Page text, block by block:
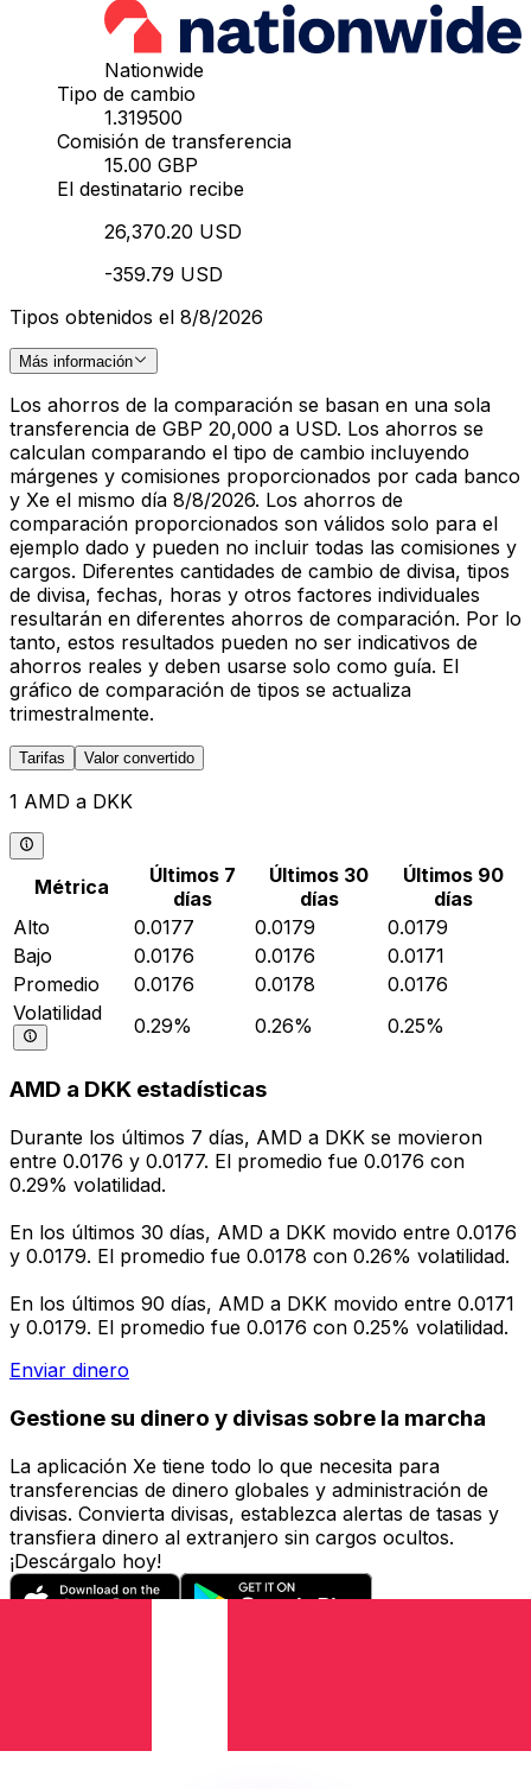
Nationwide
Tipo de cambio
1.319500
Comisión de transferencia
15.00 GBP
El destinatario recibe
26,370.20 USD
-359.79 USD
Tipos obtenidos el 8/8/2026
Más información
Los ahorros de la comparación se basan en una sola
transferencia de GBP 20,000 a USD. Los ahorros se
calculan comparando el tipo de cambio incluyendo
márgenes y comisiones proporcionados por cada banco
y Xe el mismo día 8/8/2026. Los ahorros de
comparación proporcionados son válidos solo para el
ejemplo dado y pueden no incluir todas las comisiones y
cargos. Diferentes cantidades de cambio de divisa, tipos
de divisa, fechas, horas y otros factores individuales
resultarán en diferentes ahorros de comparación. Por lo
tanto, estos resultados pueden no ser indicativos de
ahorros reales y deben usarse solo como guía. El
gráfico de comparación de tipos se actualiza
trimestralmente.
Tarifas Valor convertido
1 AMD a DKK
Métrica
Últimos 7
días
Últimos 30
días
Últimos 90
días
Alto
0.0177 0.0179
0.0179
Bajo
0.0176 0.0176
0.0171
Promedio
0.0176 0.0178
0.0176
Volatilidad
0.29% 0.26% 0.25%
AMD a DKK estadísticas
Durante los últimos 7 días, AMD a DKK se movieron
entre 0.0176 y 0.0177. El promedio fue 0.0176 con
0.29% volatilidad.
En los últimos 30 días, AMD a DKK movido entre 0.0176
y 0.0179. El promedio fue 0.0178 con 0.26% volatilidad.
En los últimos 90 días, AMD a DKK movido entre 0.0171
y 0.0179. El promedio fue 0.0176 con 0.25% volatilidad.
Enviar dinero
Gestione su dinero y divisas sobre la marcha
La aplicación Xe tiene todo lo que necesita para
transferencias de dinero globales y administración de
divisas. Convierta divisas, establezca alertas de tasas y
transfiera dinero al extranjero sin cargos ocultos.
¡Descárgalo hoy!